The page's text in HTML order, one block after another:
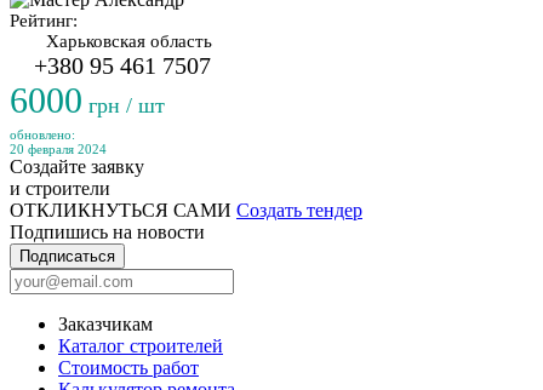
Рейтинг:
Харьковская область
+380 95 461 7507
6000 грн / шт
обновлено:
20 февраля 2024
Создайте заявку
и строители
ОТКЛИКНУТЬСЯ САМИ Создать тендер
Подпишись на новости
Подписаться
Заказчикам
Каталог строителей
Стоимость работ